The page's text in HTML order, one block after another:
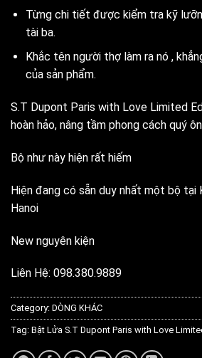
Từng chi tiết được kiểm tra kỹ
tài ba.
Khắc tên người thợ làm ra nó ,
của sản phẩm.
S.T Dupont Paris with Love Limited
hoàn hảo, nâng tầm phong cách quý
Bộ như này hiện rất hiếm
Hiện đang có sẵn duy nhất một bộ tại
Hanoi
New nguyên kiện
Liên Hệ: 098.380.9889
Category: DÒNG KHÁC
Tag: Bật Lửa S.T Dupont Paris with Love